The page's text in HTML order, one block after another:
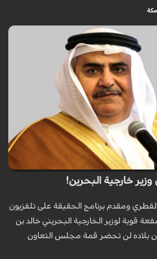
خارجية البحرين!
القطري ومقدم برنامج الحقيقة على تلفزيون
قوية لوزير الخارجية البحريني خالد بن
أن بلاده لن تحضر قمة مجلس التعاون